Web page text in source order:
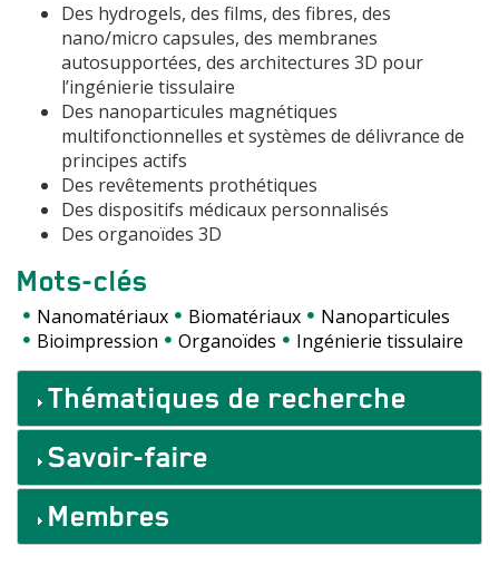
Des hydrogels, des films, des fibres, des
nano/micro capsules, des membranes
autosupportées, des architectures 3D pour
l’ingénierie tissulaire
Des nanoparticules magnétiques
multifonctionnelles et systèmes de délivrance de
principes actifs
Des revêtements prothétiques
Des dispositifs médicaux personnalisés
Des organoïdes 3D
Mots-clés
Nanomatériaux Biomatériaux
Nanoparticules
Bioimpression
Organoïdes
Ingénierie tissulaire
Accordéons
Thématiques de recherche
Savoir-faire
Membres